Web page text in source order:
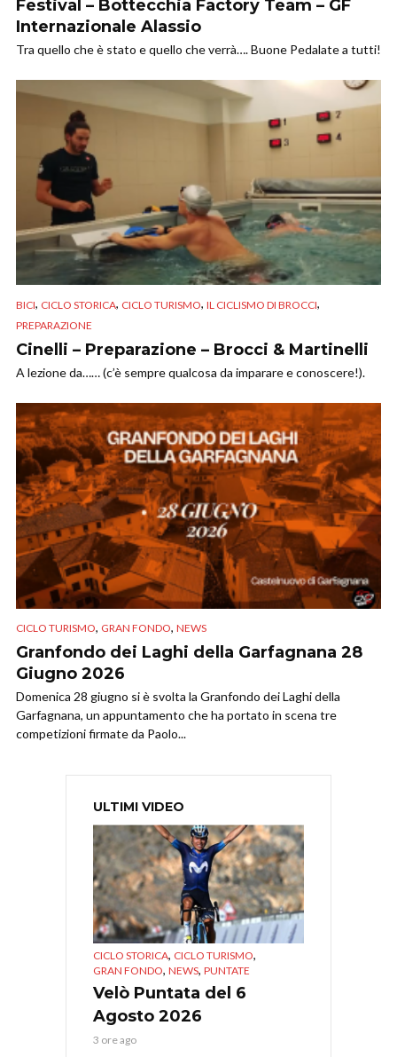
Festival – Bottecchia Factory Team – GF
Internazionale Alassio
Tra quello che è stato e quello che verrà…. Buone Pedalate a tutti!
BICI, CICLO STORICA, CICLO TURISMO, IL CICLISMO DI BROCCI,
PREPARAZIONE
Cinelli – Preparazione – Brocci & Martinelli
A lezione da…… (c’è sempre qualcosa da imparare e conoscere!).
CICLO TURISMO, GRAN FONDO, NEWS
Granfondo dei Laghi della Garfagnana 28
Giugno 2026
Domenica 28 giugno si è svolta la Granfondo dei Laghi della
Garfagnana, un appuntamento che ha portato in scena tre
competizioni firmate da Paolo...
ULTIMI VIDEO
CICLO STORICA, CICLO TURISMO,
GRAN FONDO, NEWS, PUNTATE
Velò Puntata del 6
Agosto 2026
3 ore ago